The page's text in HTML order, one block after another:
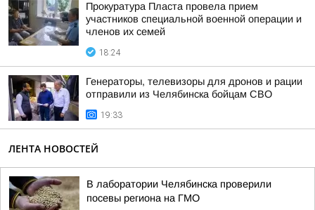
Прокуратура Пласта провела прием
участников специальной военной операции и
членов их семей
18:24
Генераторы, телевизоры для дронов и рации
отправили из Челябинска бойцам СВО
19:33
ЛЕНТА НОВОСТЕЙ
В лаборатории Челябинска проверили
посевы региона на ГМО